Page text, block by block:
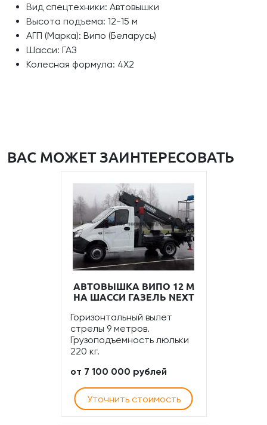
Вид спецтехники: Автовышки
Высота подъема: 12-15 м
АГП (Марка): Випо (Беларусь)
Шасси: ГАЗ
Колесная формула: 4Х2
ВАС МОЖЕТ ЗАИНТЕРЕСОВАТЬ
АВТОВЫШКА ВИПО 12 М
НА ШАССИ ГАЗЕЛЬ NEXT
Горизонтальный вылет
стрелы 9 метров.
Грузоподъемность люльки
220 кг.
от 7 100 000 рублей
Уточнить стоимость